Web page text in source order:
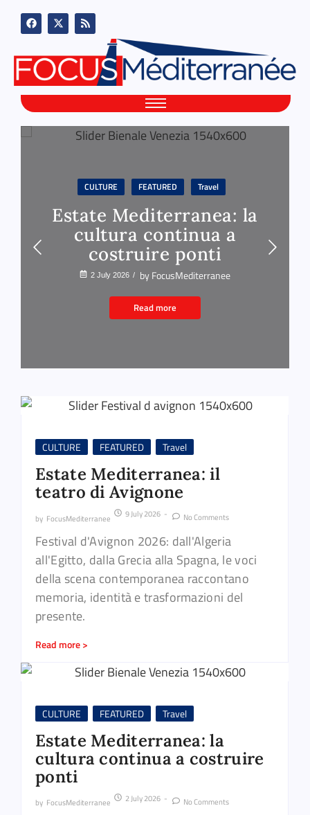
CULTURE FEATURED Travel
Estate Mediterranea: la
cultura continua a
costruire ponti
2 July 2026 / byFocusMediterranee
Read more
CULTURE FEATURED Travel
Estate Mediterranea: il
teatro di Avignone
by FocusMediterranee 9 July 2026 - No Comments
Festival d'Avignon 2026: dall'Algeria
all'Egitto, dalla Grecia alla Spagna, le voci
della scena contemporanea raccontano
memoria, identità e trasformazioni del
presente.
Read more >
CULTURE FEATURED Travel
Estate Mediterranea: la
cultura continua a costruire
ponti
by FocusMediterranee 2 July 2026 - No Comments